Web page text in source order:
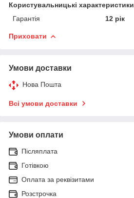
Користувальницькі характеристики
Гарантія
12 рік
Приховати
Умови доставки
Нова Пошта
Всі умови доставки
Умови оплати
Післяплата
Готівкою
Оплата за реквізитами
Розстрочка